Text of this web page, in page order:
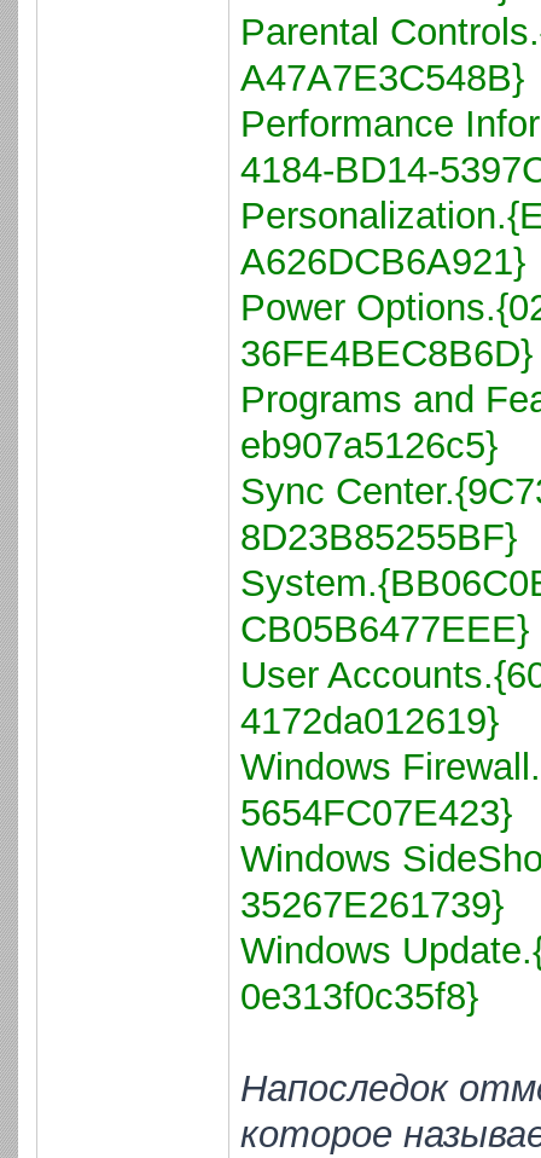
Parental
A47A7E3C548B}
Performance
4184-BD14-
A626DCB6A921}
Power
36FE4BEC8B6D}
Programs and
eb907a5126c5}
Sync
8D23B85255BF}
CB05B6477EEE}
User
4172da012619}
Windows
5654FC07E423}
Windows
35267E261739}
Windows
0e313f0c35f8}
Напоследок
которое